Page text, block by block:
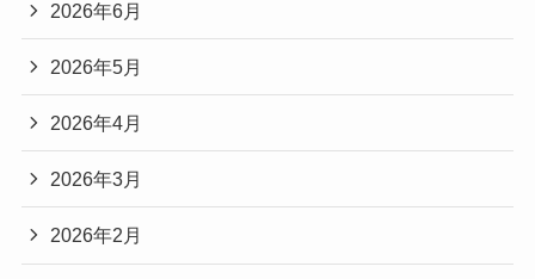
2026年6月
2026年5月
2026年4月
2026年3月
2026年2月